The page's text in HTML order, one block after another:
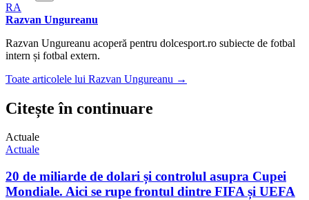
RA
Razvan Ungureanu
Razvan Ungureanu acoperă pentru dolcesport.ro subiecte de fotbal
intern și fotbal extern.
Toate articolele lui Razvan Ungureanu →
Citește în continuare
Actuale
Actuale
20 de miliarde de dolari și controlul asupra Cupei
Mondiale. Aici se rupe frontul dintre FIFA și UEFA